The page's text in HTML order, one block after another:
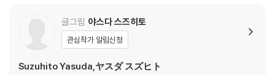
글그림 야스다 스즈히토
관심작가 알림신청
Suzuhito Yasuda,ヤスダ スズヒト